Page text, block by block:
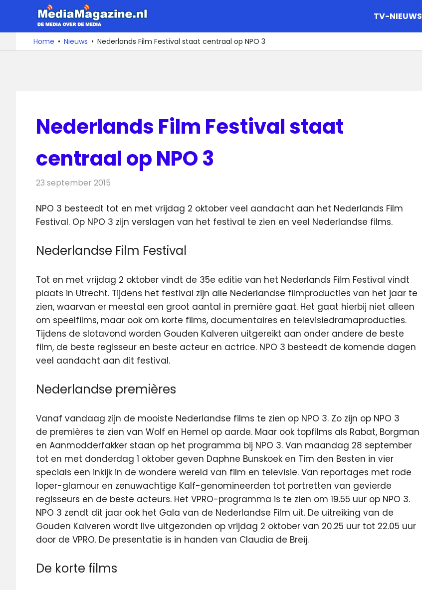
de
De
media
over
TV-NIEUWS
Home Nieuws Nederlands Film Festival staat centraal op NPO 3
Nederlands Film Festival staat
centraal op NPO 3
23 september 2015
NPO 3 besteedt tot en met vrijdag 2 oktober veel aandacht aan het Nederlands Film
Festival. Op NPO 3 zijn verslagen van het festival te zien en veel Nederlandse films.
Nederlandse Film Festival
Tot en met vrijdag 2 oktober vindt de 35e editie van het Nederlands Film Festival vindt
plaats in Utrecht. Tijdens het festival zijn alle Nederlandse filmproducties van het jaar te
zien, waarvan er meestal een groot aantal in première gaat. Het gaat hierbij niet alleen
om speelfilms, maar ook om korte films, documentaires en televisiedramaproducties.
Tijdens de slotavond worden Gouden Kalveren uitgereikt aan onder andere de beste
film, de beste regisseur en beste acteur en actrice. NPO 3 besteedt de komende dagen
veel aandacht aan dit festival.
Nederlandse premières
Vanaf vandaag zijn de mooiste Nederlandse films te zien op NPO 3. Zo zijn op NPO 3
de premières te zien van Wolf en Hemel op aarde. Maar ook topfilms als Rabat, Borgman
en Aanmodderfakker staan op het programma bij NPO 3. Van maandag 28 september
tot en met donderdag 1 oktober geven Daphne Bunskoek en Tim den Besten in vier
specials een inkijk in de wondere wereld van film en televisie. Van reportages met rode
loper-glamour en zenuwachtige Kalf-genomineerden tot portretten van gevierde
regisseurs en de beste acteurs. Het VPRO-programma is te zien om 19.55 uur op NPO 3.
NPO 3 zendt dit jaar ook het Gala van de Nederlandse Film uit. De uitreiking van de
Gouden Kalveren wordt live uitgezonden op vrijdag 2 oktober van 20.25 uur tot 22.05 uur
door de VPRO. De presentatie is in handen van Claudia de Breij.
De korte films